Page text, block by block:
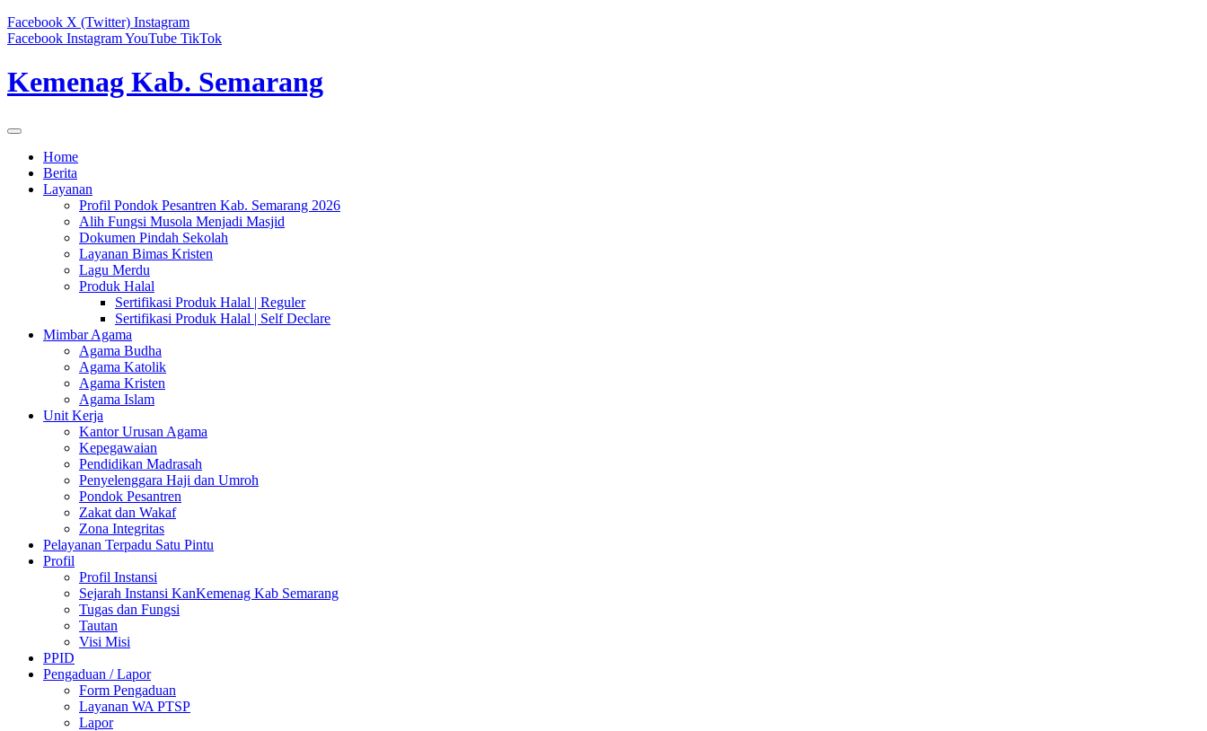
Facebook X (Twitter) Instagram
Facebook InstagramYouTube TikTok
Kemenag Kab. Semarang
Home
Berita
Layanan
Profil Pondok Pesantren Kab. Semarang 2026
Alih Fungsi Musola Menjadi Masjid
Dokumen Pindah Sekolah
Layanan Bimas Kristen
Lagu Merdu
Produk Halal
Sertifikasi Produk Halal | Reguler
Sertifikasi Produk Halal | Self Declare
Mimbar Agama
Agama Budha
Agama Katolik
Agama Kristen
Agama Islam
Unit Kerja
Kantor Urusan Agama
Kepegawaian
Pendidikan Madrasah
Penyelenggara Haji dan Umroh
Pondok Pesantren
Zakat dan Wakaf
Zona Integritas
Pelayanan Terpadu Satu Pintu
Profil
Profil Instansi
Sejarah Instansi KanKemenag Kab Semarang
Tugas dan Fungsi
Tautan
Visi Misi
PPID
Pengaduan / Lapor
Form Pengaduan
Layanan WA PTSP
Lapor